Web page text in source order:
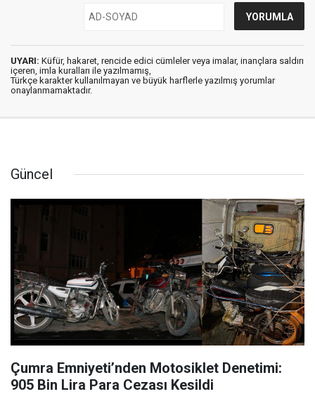
UYARI: Küfür, hakaret, rencide edici cümleler veya imalar, inançlara saldırı
içeren, imla kuralları ile yazılmamış,
Türkçe karakter kullanılmayan ve büyük harflerle yazılmış yorumlar
onaylanmamaktadır.
Güncel
Çumra Emniyeti’nden Motosiklet Denetimi:
905 Bin Lira Para Cezası Kesildi